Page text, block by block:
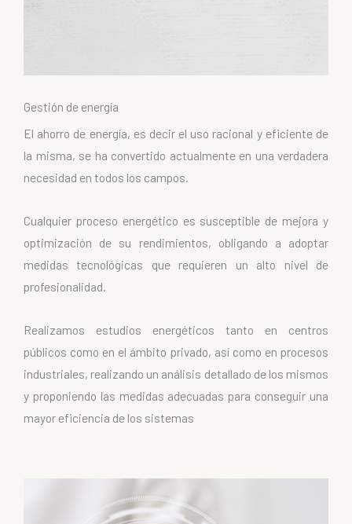
Gestión de energía
El ahorro de energía, es decir el uso racional y eficiente de
la misma, se ha convertido actualmente en una verdadera
necesidad en todos los campos.
Cualquier proceso energético es susceptible de mejora y
optimización de su rendimientos, obligando a adoptar
medidas tecnológicas que requieren un alto nivel de
profesionalidad.
Realizamos estudios energéticos tanto en centros
públicos como en el ámbito privado, así como en procesos
industriales, realizando un análisis detallado de los mismos
y proponiendo las medidas adecuadas para conseguir una
mayor eficiencia de los sistemas